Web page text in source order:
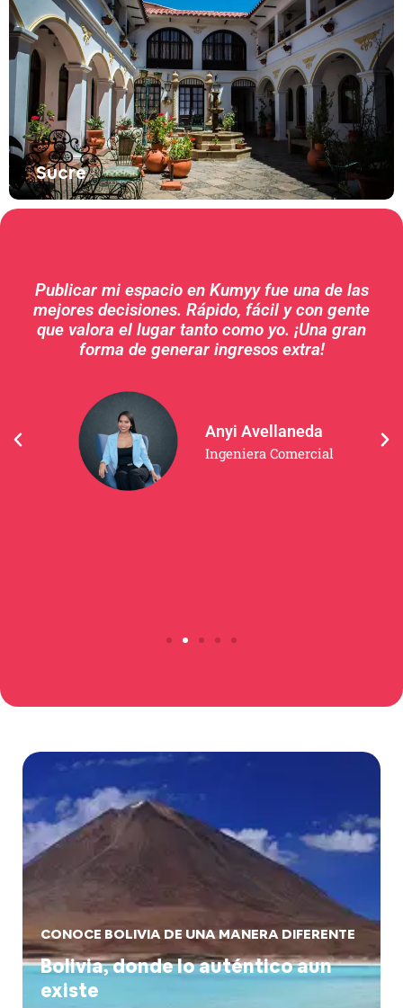
Sucre
Publicar mi espacio en Kumyy fue una de las
mejores decisiones. Rápido, fácil y con gente
que valora el lugar tanto como yo. ¡Una gran
forma de generar ingresos extra!
Anyi Avellaneda
Ingeniera Comercial
CONOCE BOLIVIA DE UNA MANERA DIFERENTE
Bolivia, donde lo auténtico aun
existe